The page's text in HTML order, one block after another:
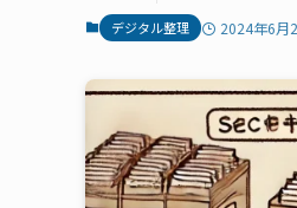
デジタル整理 2024年6月